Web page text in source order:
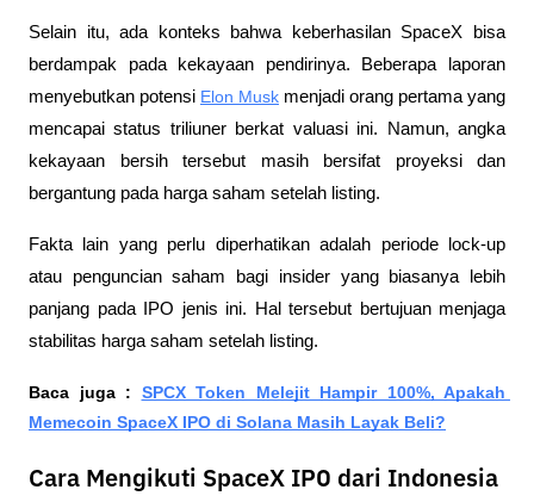
Selain itu, ada konteks bahwa keberhasilan SpaceX bisa
berdampak pada kekayaan pendirinya. Beberapa laporan
menyebutkan potensi Elon Musk menjadi orang pertama yang
mencapai status triliuner berkat valuasi ini. Namun, angka
kekayaan bersih tersebut masih bersifat proyeksi dan
bergantung pada harga saham setelah listing.
Fakta lain yang perlu diperhatikan adalah periode lock-up
atau penguncian saham bagi insider yang biasanya lebih
panjang pada IPO jenis ini. Hal tersebut bertujuan menjaga
stabilitas harga saham setelah listing.
Baca juga : SPCX Token Melejit Hampir 100%, Apakah
Memecoin SpaceX IPO di Solana Masih Layak Beli?
Cara Mengikuti SpaceX IPO dari Indonesia